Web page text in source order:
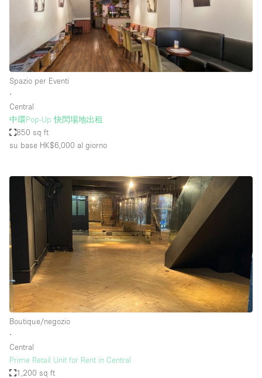
Spazio per Eventi
∙
Central
中環Pop-Up 快閃場地出租
850 sq ft
su base HK$6,000 al giorno
Boutique/negozio
∙
Central
Prime Retail Unit for Rent in Central
1,200 sq ft